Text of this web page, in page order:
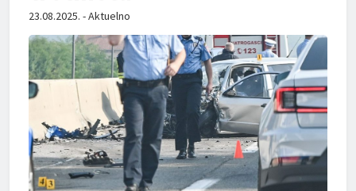
23.08.2025. - Aktuelno